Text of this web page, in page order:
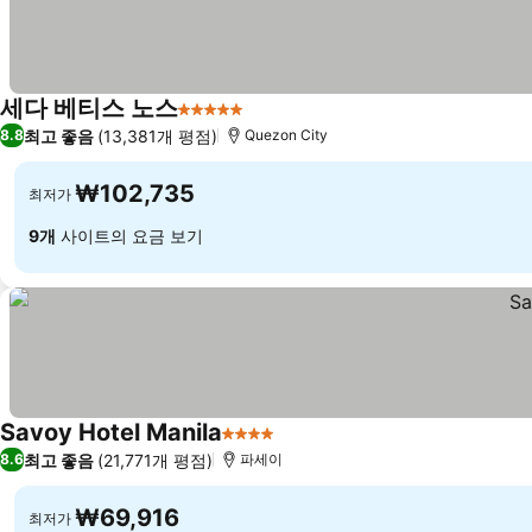
세다 베티스 노스5 성급
8.8최고 좋음 (13,381개 평점) Quezon City
최저가 ₩102,735
9개 사이트의 요금 보기
Savoy Hotel Manila4 성급
8.6최고 좋음 (21,771개 평점) 파세이
최저가 ₩69,916